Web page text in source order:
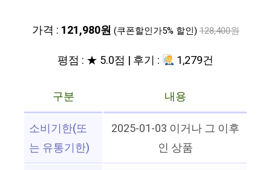
가격 : 121,980원 (쿠폰할인가5% 할인) 128,400원
평점 : ★ 5.0점 | 후기 : 1,279건
구분
내용
소비기한(또
는 유통기한)
2025-01-03 이거나 그 이후
인 상품